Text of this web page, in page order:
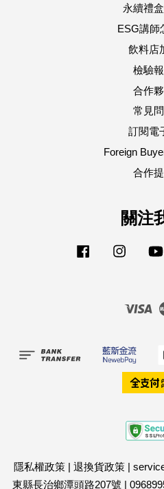
永續禮
ESG講師
飲料店
檢驗
合作
常見
訂閱電
Foreign
合作
關注
Facebook
隱私權政策| 退換貨政策|
東縣長治鄉潭頭路207號 |